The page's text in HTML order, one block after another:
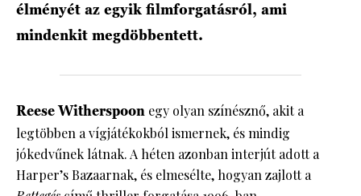
élményét az egyik filmforgatásról, ami
mindenkit megdöbbentett.
Reese Witherspoon egy olyan színésznő, akit a
legtöbben a vígjátékokból ismernek, és mindig
jókedvűnek látnak. A héten azonban interjút adott a
Harper’s Bazaarnak, és elmesélte, hogyan zajlott a